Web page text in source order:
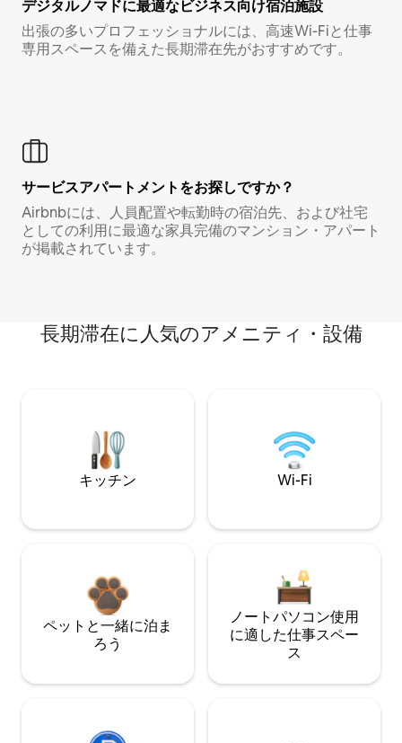
デジタルノマド⁠に最⁠適⁠なビ⁠ジ⁠ネ⁠ス⁠向⁠け宿⁠泊⁠施⁠設
出張の多いプロフェッショナルには、高速Wi-Fiと仕事
専用スペースを備えた長期滞在先がおすすめです。
サービスアパートメントをお探しですか？
Airbnbには、人員配置や転勤時の宿泊先、および社宅
としての利用に最適な家具完備のマンション・アパート
が掲載されています。
長期滞在に人気のアメニティ・設備
キッチン Wi-Fi
ペットと一緒に泊ま
ろう
ノートパソコン使用
に適した仕事スペー
ス